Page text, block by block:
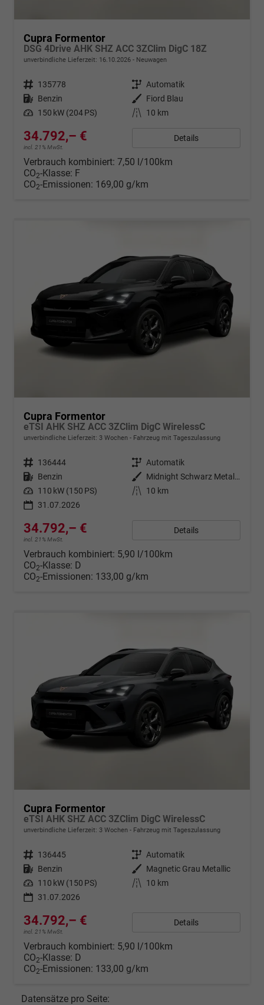
Cupra Formentor
DSG 4Drive AHK SHZ ACC 3ZClim DigC 18Z
unverbindliche Lieferzeit: 16.10.2026 Neuwagen
Fahrzeugnr. 135778 Getriebe Automatik
Kraftstoff Benzin Außenfarbe Fiord Blau
Leistung 150 kW (204 PS) Kilometerstand 10 km
34.792,– €
incl. 21% MwSt.
Details
Verbrauch kombiniert: 7,50 l/100km
CO2-Klasse: F
CO2-Emissionen: 169,00 g/km
Cupra Formentor
eTSI AHK SHZ ACC 3ZClim DigC WirelessC
unverbindliche Lieferzeit: 3 Wochen Fahrzeug mit Tageszulassung
Fahrzeugnr. 136444 Getriebe Automatik
Kraftstoff Benzin Außenfarbe
Midnight Schwarz Metallic
Leistung 110 kW (150 PS) Kilometerstand
10 km
31.07.2026
34.792,– €
incl. 21% MwSt.
Details
Verbrauch kombiniert: 5,90 l/100km
CO2-Klasse: D
CO2-Emissionen: 133,00 g/km
Cupra Formentor
eTSI AHK SHZ ACC 3ZClim DigC WirelessC
unverbindliche Lieferzeit: 3 Wochen Fahrzeug mit Tageszulassung
Fahrzeugnr. 136445 Getriebe Automatik
Kraftstoff Benzin Außenfarbe Magnetic Grau Metallic
Leistung 110 kW (150 PS) Kilometerstand
10 km
31.07.2026
34.792,– €
incl. 21% MwSt.
Details
Verbrauch kombiniert: 5,90 l/100km
CO2-Klasse: D
CO2-Emissionen: 133,00 g/km
Datensätze pro Seite: